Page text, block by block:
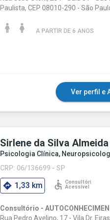
Paulista, CEP 08010-290 - São
A PARTIR DE 6 ANOS
Ver perfil e
Sirlene da Silva Almeida
Psicologia Clínica,
CRP: 06/136699 - SP
1,33 km
Consultório -
Rua Pedro Avelino, 17 - Vila Dr.